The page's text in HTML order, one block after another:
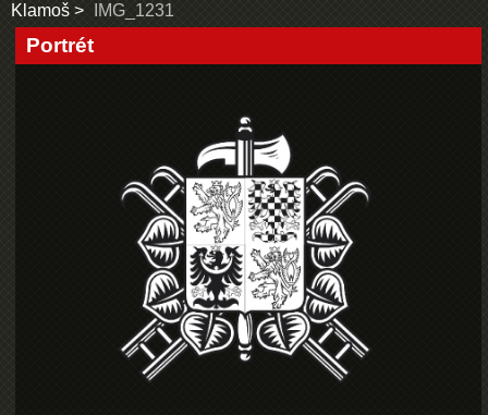
Klamoš
IMG_1231
Portrét